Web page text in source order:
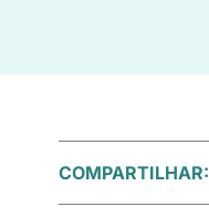
COMPARTILHAR: